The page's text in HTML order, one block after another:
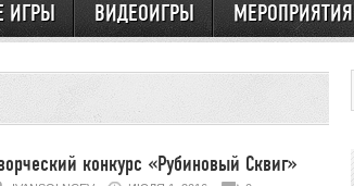
ИГРЫ ВИДЕОИГРЫ МЕРОПРИЯТИЯ
конкурс «Рубиновый Сквиг»